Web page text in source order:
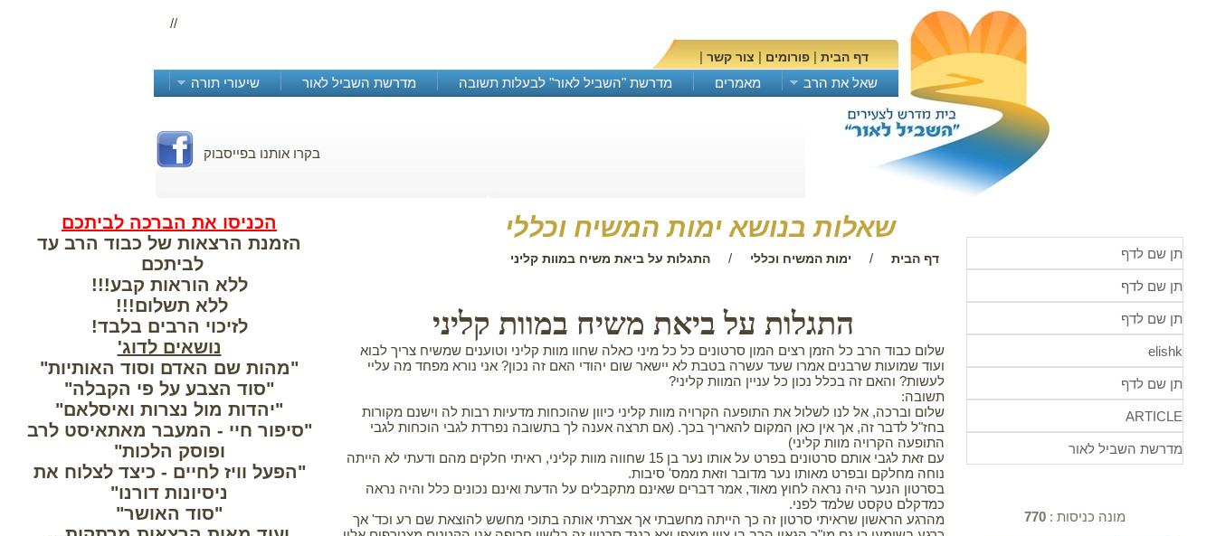
//
דף הבית | פורומים | צור קשר |
שאל את הרב
מאמרים מדרשת "השביל לאור" לבעלות תשובה מדרשת השביל לאור שיעורי תורה
בקרו אותנו בפייסבוק
תן שם לדף
תן שם לדף
תן שם לדף
elishk
תן שם לדף
ARTICLE
מדרשת השביל לאור
מונה כניסות : 770
שאלות בנושא ימות המשיח וכללי
דף הבית / ימות המשיח וכללי / התגלות על ביאת משיח במוות קליני
התגלות על ביאת משיח במוות קליני
שלום כבוד הרב כל הזמן רצים המון סרטונים כל כל מיני כאלה שחוו מוות קליני וטוענים שמשיח צריך לבוא
ועוד שמועות שרבנים אמרו שעד עשרה בטבת לא יישאר שום יהודי האם זה נכון? אני נורא מפחד מה עליי
לעשות? והאם זה בכלל נכון כל עניין המוות קליני?
תשובה:
שלום וברכה, אל לנו לשלול את התופעה הקרויה מוות קליני כיוון שהוכחות מדעיות רבות לה וישנם מקורות
בחז"ל לדבר זה, אך אין כאן המקום להאריך בכך. (אם תרצה אענה לך בתשובה נפרדת לגבי הוכחות לגבי
התופעה הקרויה מוות קליני)
עם זאת לגבי אותם סרטונים בפרט על אותו נער בן 15 שחווה מוות קליני, ראיתי חלקים מהם ודעתי לא הייתה
נוחה מחלקם ובפרט מאותו נער מדובר וזאת ממס' סיבות.
בסרטון הנער היה נראה לחוץ מאוד, אמר דברים שאינם מתקבלים על הדעת ואינם נכונים כלל והיה נראה
כמדקלם טקסט שלמד לפני.
מהרגע הראשון שראיתי סרטון זה כך הייתה מחשבתי אך אצרתי אותה בתוכי מחשש להוצאת שם רע וכד' אך
הכניסו את הברכה לביתכם
הזמנת הרצאות של כבוד הרב עד
לביתכם
ללא הוראות קבע!!!
ללא תשלום!!!
לזיכוי הרבים בלבד!
נושאים לדוג'
"מהות שם האדם וסוד האותיות"
"סוד הצבע על פי הקבלה"
"יהדות מול נצרות ואיסלאם"
"סיפור חיי - המעבר מאתאיסט לרב
ופוסק הלכות"
"הפעל וויז לחיים - כיצד לצלוח את
ניסיונות דורנו"
"סוד האושר"